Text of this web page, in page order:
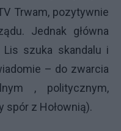
Trwam, pozytywnie
Jednak główna
szuka skandalu i
– do zwarcia
, politycznym,
spór z Hołownią).